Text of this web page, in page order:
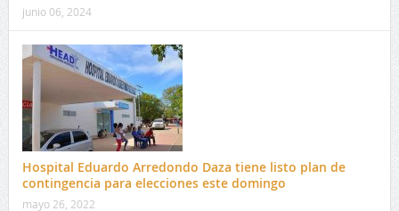
junio 06, 2024
Hospital Eduardo Arredondo Daza tiene listo plan de
contingencia para elecciones este domingo
mayo 26, 2022